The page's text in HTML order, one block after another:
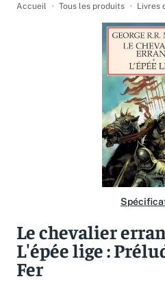
Vinyles d'occasion
Nos engagements
Vous n'avez pas trouvé
Activez les notifications dans
qu'il est en
Créer une
Accueil Tous les produits Livres
Le chevalier
L'épée lige :
Fer